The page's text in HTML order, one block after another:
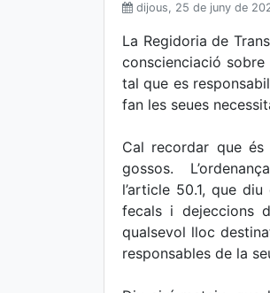
dijous, 25 de juny de
La Regidoria de
conscienciació
tal que es
fan les seues
Cal recordar que
gossos.
l’article 50.1, que
fecals i dejeccions
qualsevol lloc
responsables de la